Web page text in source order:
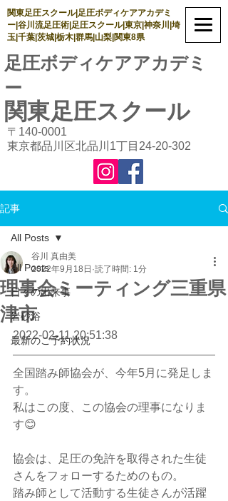
関東足圧スクール|足圧ボディケアアカデミ
ー|谷川流足圧術|足圧スクール|東京|神奈川|埼
玉|千葉|茨城|栃木|群馬|山梨|関東8県
足圧ボディケアアカデミ
ー
関東足圧スクール
〒140-0001
東京都品川区北品川1丁目24-20-302
記事
All Posts
日々の出来事
岩砂浴
最新のご予約状況
All Posts
理事会ミーティング三重県
津市
谷川 真由美
2022年9月18日 読了時間: 1分
2022-02-11 20:51:38
全国踏み師協会が、今年5月に発足しま
す。
私はこの度、この協会の理事になりま
す😊
協会は、足圧の免許を取得された生徒
さんをフォローするためのもの。
踏み師として活動する生徒さんが活躍